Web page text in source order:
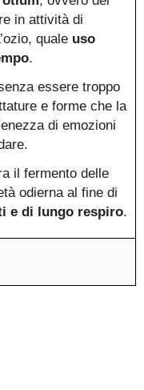
in attività di
quale uso
.
essere troppo
e forme che la
di emozioni
il fermento delle
odierna al fine di
e di lungo respiro.